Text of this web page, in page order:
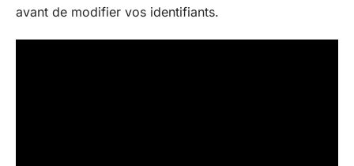
avant de modifier vos identifiants.